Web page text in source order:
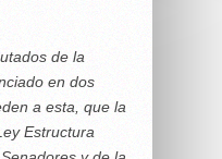
de la
en dos
a esta, que la
Estructura